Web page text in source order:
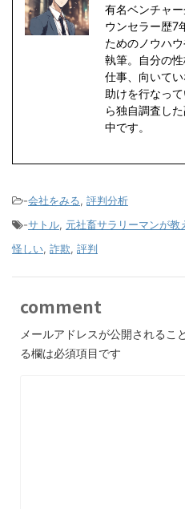
有名ベンチャ
ウンセラー歴7
ためのノウハ
執筆。自分の
仕事、向いて
助けを行なっ
ら独自調査し
中です。
-会社をみる, 評判分析
-サトル, 元社畜サラリーマンが
怪しい, 詐欺, 評判
comment
メールアドレスが公開されるこ
る欄は必須項目です